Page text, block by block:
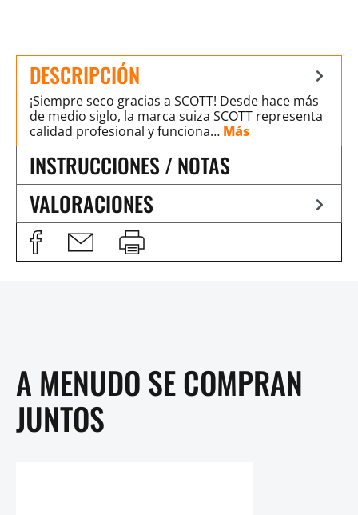
DESCRIPCIÓN
¡Siempre seco gracias a SCOTT! Desde hace más
de medio siglo, la marca suiza SCOTT representa
calidad profesional y funciona… Más
INSTRUCCIONES / NOTAS
VALORACIONES
A MENUDO SE COMPRAN
JUNTOS